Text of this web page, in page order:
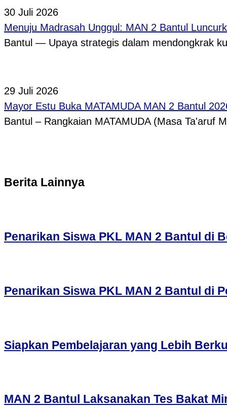
30 Juli 2026
Menuju Madrasah Unggul: MAN 2 Bantul
Bantul — Upaya strategis dalam mendongkrak
29 Juli 2026
Mayor Estu Buka MATAMUDA MAN 2 Bantul
Bantul – Rangkaian MATAMUDA (Masa Ta'aruf
Berita Lainnya
Penarikan Siswa PKL MAN 2 Bantul di
Penarikan Siswa PKL MAN 2 Bantul di
Siapkan Pembelajaran yang Lebih
MAN 2 Bantul Laksanakan Tes Bakat